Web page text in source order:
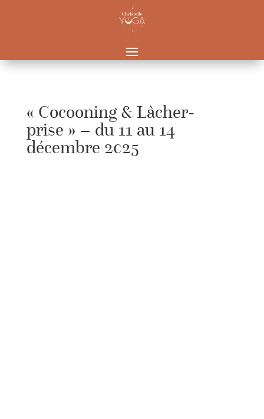
« Cocooning & Lâcher-
prise » – du 11 au 14
décembre 2025